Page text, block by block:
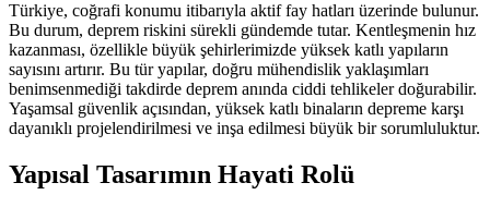
Türkiye, coğrafi konumu itibarıyla aktif fay hatları üzerinde bulunur.
Bu durum, deprem riskini sürekli gündemde tutar. Kentleşmenin hız
kazanması, özellikle büyük şehirlerimizde yüksek katlı yapıların
sayısını artırır. Bu tür yapılar, doğru mühendislik yaklaşımları
benimsenmediği takdirde deprem anında ciddi tehlikeler doğurabilir.
Yaşamsal güvenlik açısından, yüksek katlı binaların depreme karşı
dayanıklı projelendirilmesi ve inşa edilmesi büyük bir sorumluluktur.
Yapısal Tasarımın Hayati Rolü